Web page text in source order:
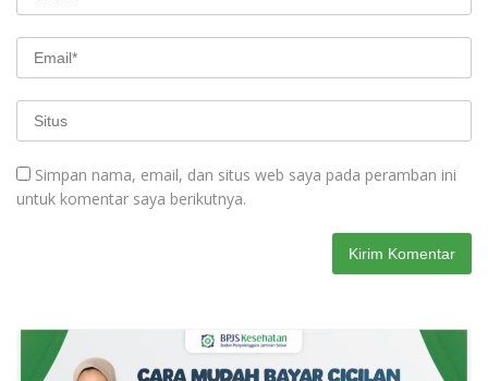
Simpan nama, email, dan situs web saya pada peramban ini
untuk komentar saya berikutnya.